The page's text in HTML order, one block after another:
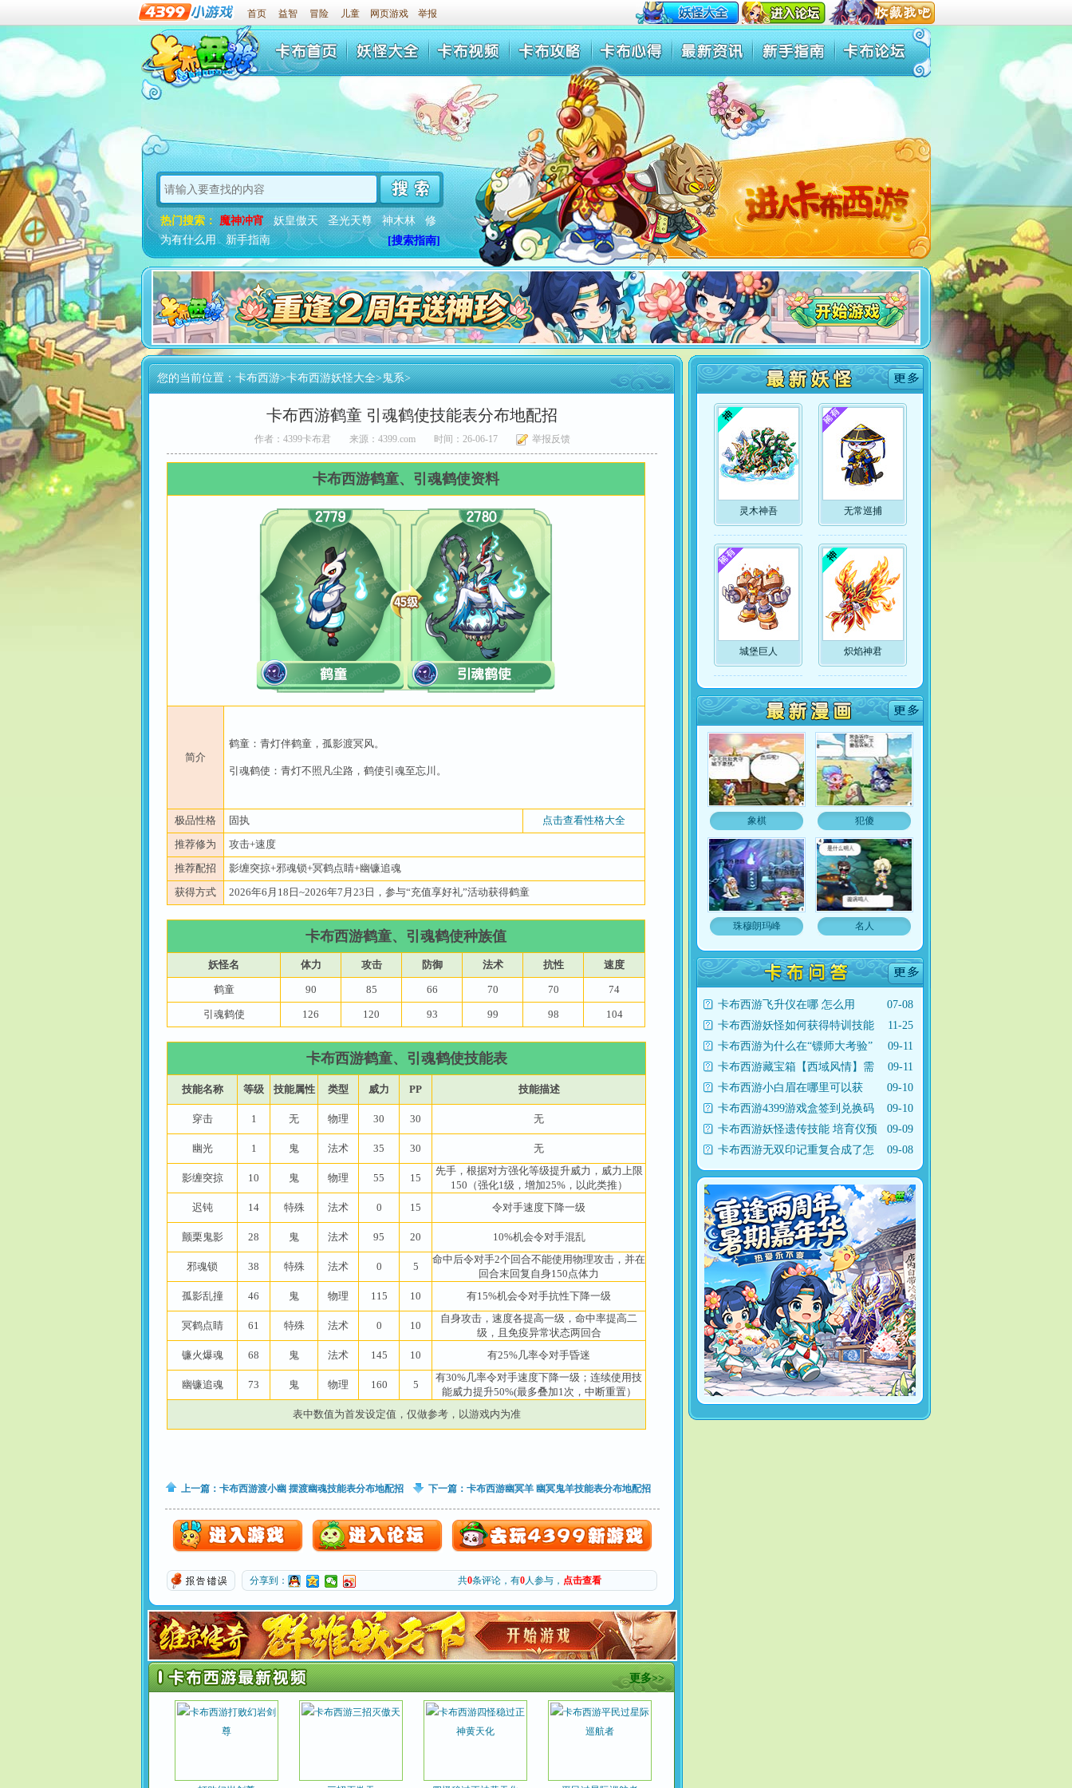
首页 益智 冒险 儿童 网页游戏 举报
热门搜索： 魔神冲宵 妖皇傲天 圣光天尊 神木林
修
为有什么用
新手指南 [搜索指南]
您的当前位置：卡布西游>卡布西游妖怪大全>鬼系>
卡布西游鹤童 引魂鹤使技能表分布地配招
作者：4399卡布君 来源：4399.com 时间：26-06-17 举报反馈
卡布西游鹤童、引魂鹤使资料
简介
鹤童：青灯伴鹤童，孤影渡冥风。
引魂鹤使：青灯不照凡尘路，鹤使引魂至忘川。
极品性格 固执
点击查看性格大全
推荐修为
攻击+速度
推荐配招
影缠突掠+邪魂锁+冥鹤点睛+幽镰追魂
获得方式
2026年6月18日~2026年7月23日，参与“充值享好礼”活动获得鹤童
卡布西游鹤童、引魂鹤使种族值
妖怪名 体力 攻击 防御 法术 抗性 速度
鹤童 90 85 66 70 70 74
引魂鹤使 126 120 93 99 98 104
卡布西游鹤童、引魂鹤使技能表
技能名称 等级 技能属性 类型 威力 PP 技能描述
穿击 1 无 物理 30 30 无
幽光 1 鬼 法术 35 30 无
影缠突掠 10 鬼 物理 55 15
先手，根据对方强化等级提升威力，威力上限
150（强化1级，增加25%，以此类推）
迟钝
14 特殊 法术 0 15 令对手速度下降一级
颤栗鬼影 28 鬼 法术 95 20 10%机会令对手混乱
邪魂锁 38 特殊 法术 0 5
命中后令对手2个回合不能使用物理攻击，并在
回合末回复自身150点体力
孤影乱撞
46 鬼 物理 115 10 有15%机会令对手抗性下降一级
冥鹤点睛 61 特殊 法术 0 10
自身攻击，速度各提高一级，命中率提高二
级，且免疫异常状态两回合
镰火爆魂
68 鬼 法术 145 10 有25%几率令对手昏迷
幽镰追魂 73 鬼 物理 160 5
有30%几率令对手速度下降一级；连续使用技
能威力提升50%(最多叠加1次，中断重置）
表中数值为首发设定值，仅做参考，以游戏内为准
上一篇： 卡布西游渡小幽 摆渡幽魂技能表分布地配招 下一篇： 卡布西游幽冥羊 幽冥鬼羊技能表分布地配招
分享到： 共0条评论，有0人参与， 点击查看
更多>>
灵木神吾 无常巡捕
城堡巨人 炽焰神君
象棋 犯傻
珠穆朗玛峰 名人
卡布西游飞升仪在哪 怎么用
07-08
卡布西游妖怪如何获得特训技能
11-25
卡布西游为什么在“镖师大考验”
09-11
卡布西游藏宝箱【西域风情】需
求
09-11
卡布西游小白眉在哪里可以获
得？
09-10
卡布西游4399游戏盒签到兑换码
如
09-10
卡布西游妖怪遗传技能 培育仪预
09-09
卡布西游无双印记重复合成了怎
么
09-08